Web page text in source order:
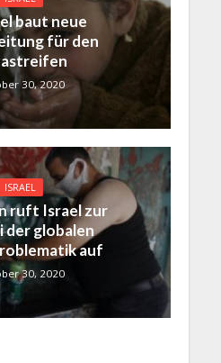
baut neue
für den
30, 2020
ISRAEL
ruft Israel zur
der globalen
auf
30, 2020